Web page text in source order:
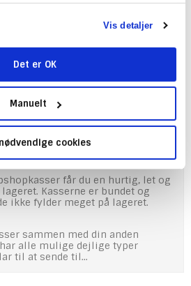
Vis detaljer
Det er OK
Manuelt
cookies
så er webshopkasser lige noget
kendet som smart-pack og
her i kategorien for vores
stor fordel kan bruge denne type
får du en hurtig, let og
Kasserne er bundet og
ikke fylder meget på lageret.
sammen med din anden
alle mulige dejlige typer
til at sende til...